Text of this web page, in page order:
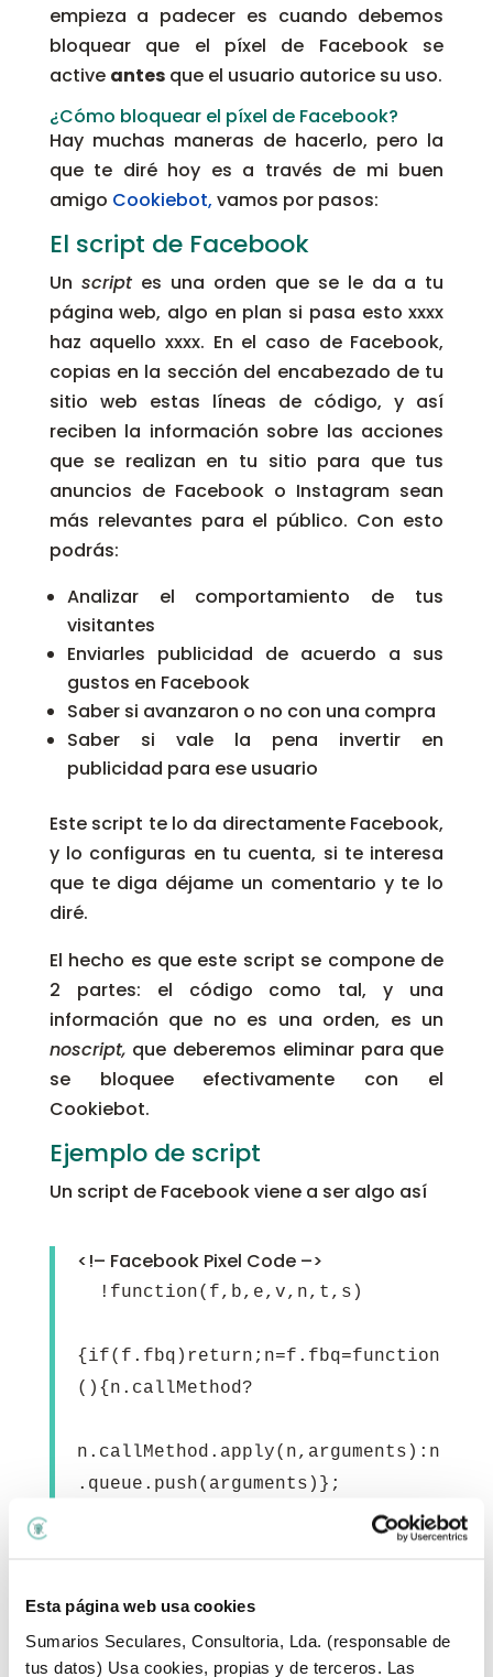
Esta página web usa cookies
Sumarios Seculares, Consultoria, Lda. (responsable de
tus datos) Usa cookies, propias y de terceros. Las
empieza a padecer es cuando debemos
bloquear que el píxel de Facebook se
active antesque el usuario autorice su uso.
¿Cómo bloquear el píxel de Facebook?
Hay muchas maneras de hacerlo, pero la
que te diré hoy es a través de mi buen
amigo Cookiebot, vamos por pasos:
El script de Facebook
Un script es una orden que se le da a tu
página web, algo en plan si pasa esto xxxx
haz aquello xxxx. En el caso de Facebook,
copias en la sección del encabezado de tu
sitio web estas líneas de código, y así
reciben la información sobre las acciones
que se realizan en tu sitio para que tus
anuncios de Facebook o Instagram sean
más relevantes para el público. Con esto
podrás:
Analizar el comportamiento de tus
visitantes
Enviarles publicidad de acuerdo a sus
gustos en Facebook
Saber si avanzaron o no con una compra
Saber si vale la pena invertir en
publicidad para ese usuario
Este script te lo da directamente Facebook,
y lo configuras en tu cuenta, si te interesa
que te diga déjame un comentario y te lo
diré.
El hecho es que este script se compone de
2 partes: el código como tal, y una
información que no es una orden, es un
noscript, que deberemos eliminar para que
se bloquee efectivamente con el
Cookiebot.
Ejemplo de script
Un script de Facebook viene a ser algo así
<!– Facebook Pixel Code –>
!function(f,b,e,v,n,t,s)
{if(f.fbq)return;n=f.fbq=function
(){n.callMethod?
n.callMethod.apply(n,arguments):n
.queue.push(arguments)};
if(!f._fbq)f._fbq=n;n.push=n;n.lo
n.queue=
[];t=b.createElement(e);t.async=!